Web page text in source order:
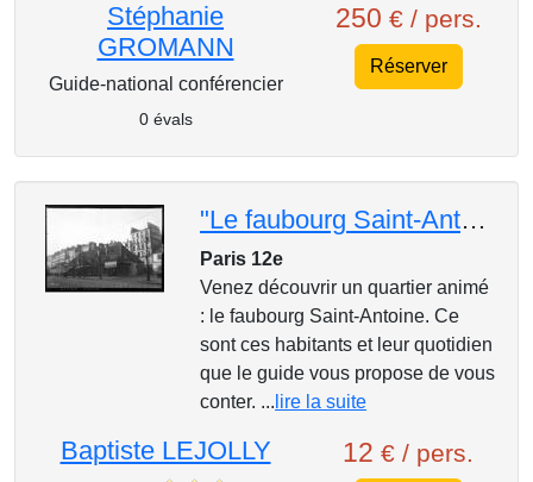
Stéphanie
GROMANN
Guide-national conférencier
0 évals
250 € / pers.
Réserver
"Le faubourg Saint-Antoine, des nonnes aux artisans"
Paris 12e
Venez découvrir un quartier animé
: le faubourg Saint-Antoine. Ce
sont ces habitants et leur quotidien
que le guide vous propose de vous
conter. ... lire la suite
Baptiste LEJOLLY 12 € / pers.